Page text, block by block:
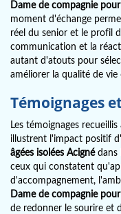
Dame de compagnie
moment d'échange
réel du senior et le profil
communication et la
autant d'atouts pour
améliorer la qualité de vie
Témoignages
Les témoignages
illustrent l'impact positif
âgées isolées Acignédans
ceux qui constatent
d'accompagnement,
Dame de compagnie
de redonner le sourire et